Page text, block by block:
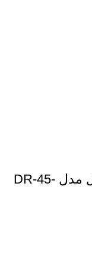
منبع تغذیه 24 ولت 2 آمپر مین ول مدل DR-45-